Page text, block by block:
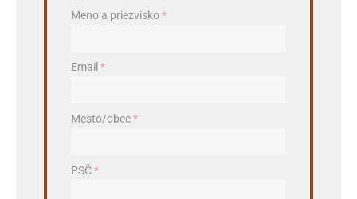
Meno a priezvisko*
Email *
Mesto/obec*
PSČ*